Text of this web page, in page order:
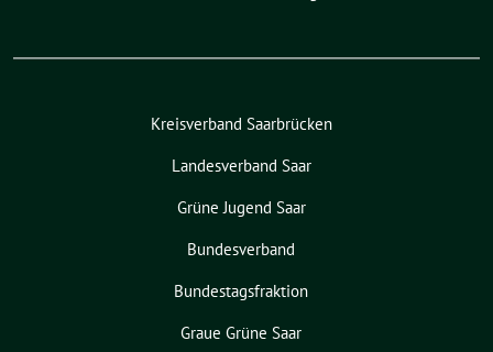
Kreisverband Saarbrücken
Landesverband Saar
Grüne Jugend Saar
Bundesverband
Bundestagsfraktion
Graue Grüne Saar